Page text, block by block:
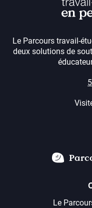
Le Parcours travail-
deux solutions de
Le